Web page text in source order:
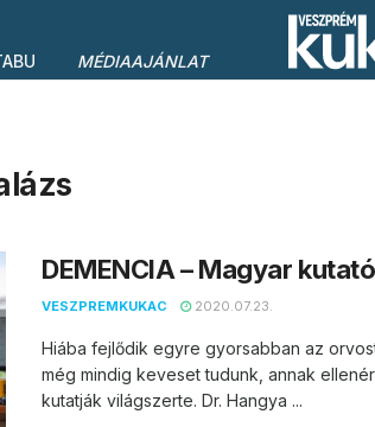
MÉDIAAJÁNLAT
DEMENCIA – Magyar
VESZPREMKUKAC 2020.07.23.
Hiába fejlődik egyre gyorsabban az
még mindig keveset tudunk, annak
kutatják világszerte. Dr. Hangya ...